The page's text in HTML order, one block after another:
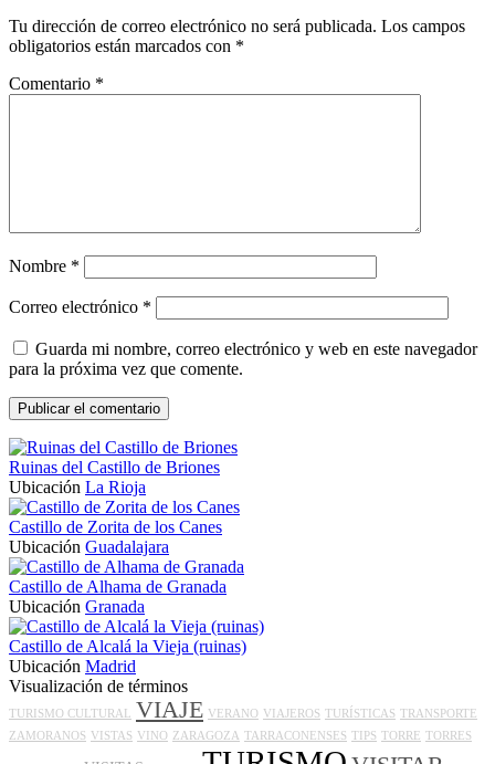
Tu dirección de correo electrónico no será publicada. Los campos
obligatorios están marcados con *
Comentario *
Nombre *
Correo electrónico *
Guarda mi nombre, correo electrónico y web en este navegador
para la próxima vez que comente.
Ruinas del Castillo de Briones
Ubicación La Rioja
Castillo de Zorita de los Canes
Ubicación Guadalajara
Castillo de Alhama de Granada
Ubicación Granada
Castillo de Alcalá la Vieja (ruinas)
Ubicación Madrid
Visualización de términos
TURISMO CULTURAL VIAJE VERANO VIAJEROS TURÍSTICAS TRANSPORTE
ZAMORANOS VISTAS VINO ZARAGOZA TARRACONENSES TIPS TORRE TORRES